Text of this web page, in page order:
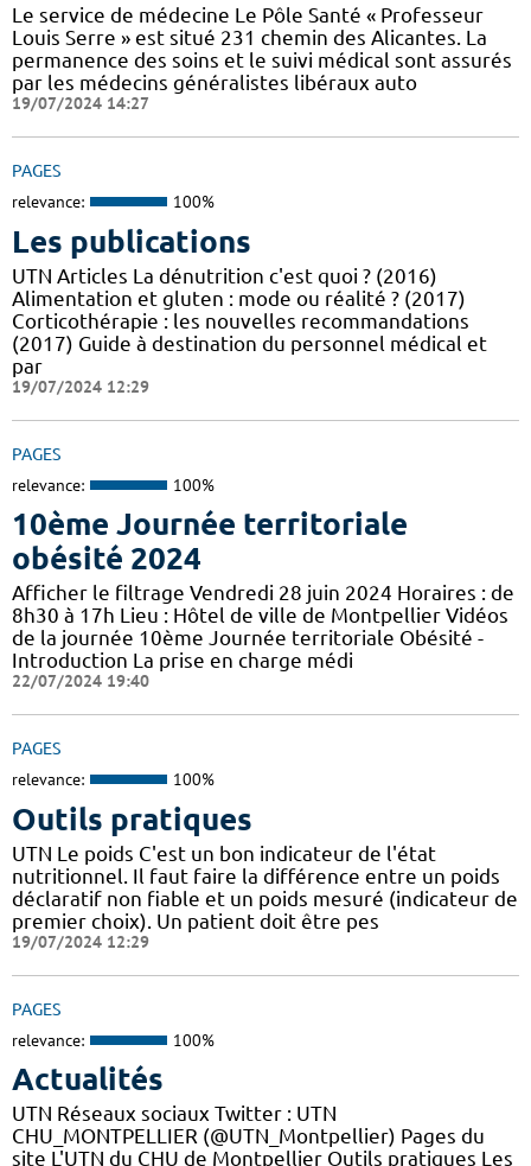
Le service de médecine Le Pôle Santé « Professeur
Louis Serre » est situé 231 chemin des Alicantes. La
permanence des soins et le suivi médical sont assurés
par les médecins généralistes libéraux auto
19/07/2024 14:27
PAGES
relevance: 100%
Les publications
UTN Articles La dénutrition c'est quoi ? (2016)
Alimentation et gluten : mode ou réalité ? (2017)
Corticothérapie : les nouvelles recommandations
(2017) Guide à destination du personnel médical et
par
19/07/2024 12:29
PAGES
relevance: 100%
10ème Journée territoriale
obésité 2024
Afficher le filtrage Vendredi 28 juin 2024 Horaires : de
8h30 à 17h Lieu : Hôtel de ville de Montpellier Vidéos
de la journée 10ème Journée territoriale Obésité -
Introduction La prise en charge médi
22/07/2024 19:40
PAGES
relevance: 100%
Outils pratiques
UTN Le poids C'est un bon indicateur de l'état
nutritionnel. Il faut faire la différence entre un poids
déclaratif non fiable et un poids mesuré (indicateur de
premier choix). Un patient doit être pes
19/07/2024 12:29
PAGES
relevance: 100%
Actualités
UTN Réseaux sociaux Twitter : UTN
CHU_MONTPELLIER (@UTN_Montpellier) Pages du
site L'UTN du CHU de Montpellier Outils pratiques Les